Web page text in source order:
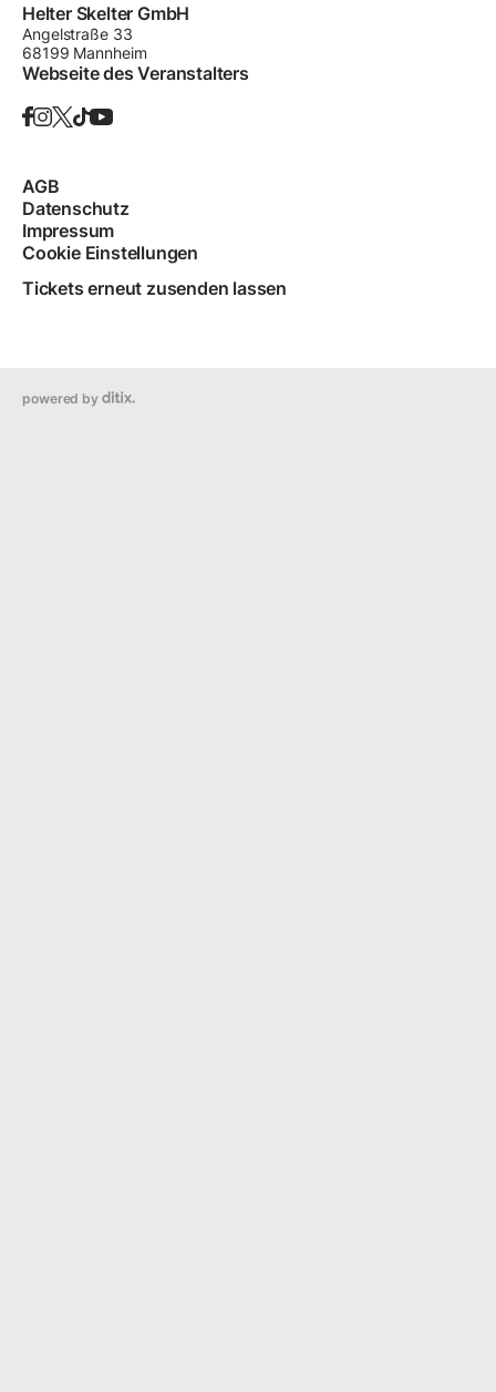
Helter Skelter GmbH
Angelstraße 33
68199 Mannheim
Webseite des Veranstalters
AGB
Datenschutz
Impressum
Cookie Einstellungen
Tickets erneut zusenden lassen
powered by